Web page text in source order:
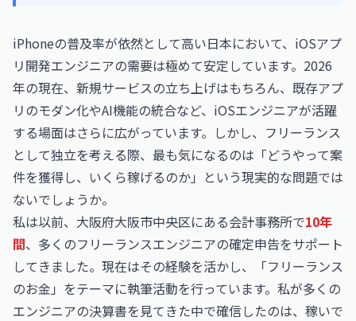
iPhoneの普及率が依然として高い日本において、iOSアプ
リ開発エンジニアの需要は極めて安定しています。2026
年の現在、新規サービスの立ち上げはもちろん、既存アプ
リのモダン化やAI機能の統合など、iOSエンジニアが活躍
する場面はさらに広がっています。しかし、フリーランス
として独立を考える際、最も気になるのは「どうやって案
件を獲得し、いくら稼げるのか」という現実的な問題では
ないでしょうか。
私は以前、大阪府大阪市中央区にある会計事務所で10年
間、多くのフリーランスエンジニアの確定申告をサポート
してきました。現在はその経験を活かし、「フリーランス
のお金」をテーマに執筆活動を行っています。私が多くの
エンジニアの決算書を見てきた中で確信したのは、稼いで